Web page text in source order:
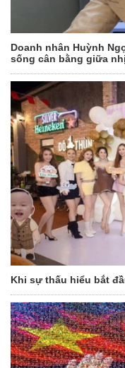
Doanh nhân Huỳnh
sống cân bằng giữa
Khi sự thấu hiểu bắt